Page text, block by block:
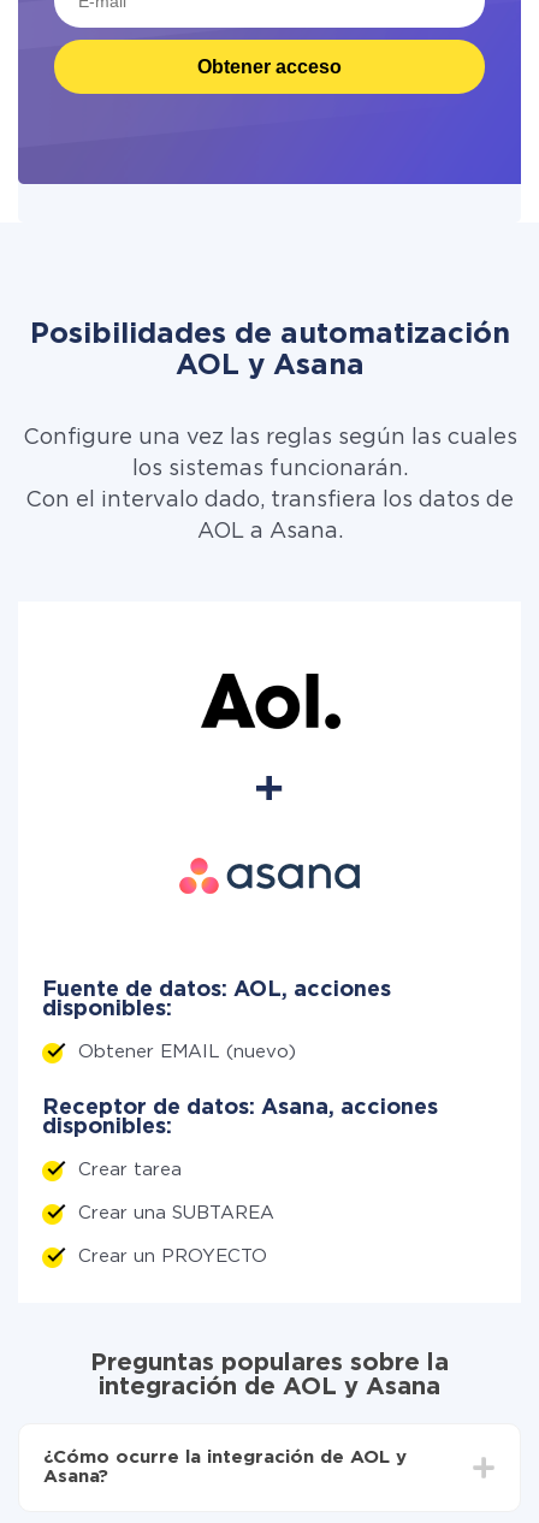
Obtener acceso
Posibilidades de automatización
AOL y Asana
Configure una vez las reglas según las cuales
los sistemas funcionarán.
Con el intervalo dado, transfiera los datos de
AOL a Asana.
Fuente de datos: AOL, acciones
disponibles:
Obtener EMAIL (nuevo)
Receptor de datos: Asana, acciones
disponibles:
Crear tarea
Crear una SUBTAREA
Crear un PROYECTO
Preguntas populares sobre la
integración de AOL y Asana
¿Cómo ocurre la integración de AOL y
Asana?